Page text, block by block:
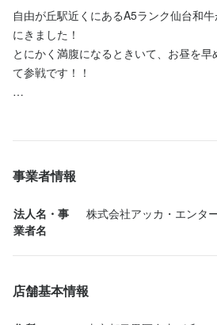
自由が丘駅近くにあるA5ランク仙台和
にきました！
とにかく満腹になるときいて、お昼を
て参戦です！！
◼️前菜
・黒毛和牛炙りユッケ
目の前で、炙ってくれます。
甘いタレが美味しい。玉葱もうんまい
・キムチ食べ放題
・サニーレタス
なんと食べ放題なんです！
事業者情報
法人名・事
業者名
株式会社アッカ・エンタ
店舗基本情報
勤務地
東京都目黒区自由が丘1-11-4 二葉ビル
最終更新日2025/11/10